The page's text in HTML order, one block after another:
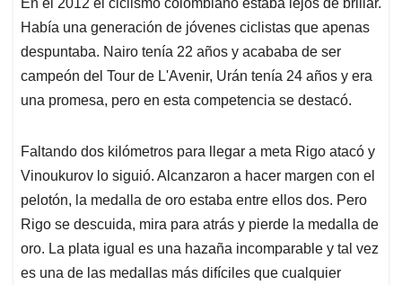
s
A
p
p
b
o
o
k
e
d
I
n
l
a
d
s
Había una generación de jóvenes ciclistas que apenas
despuntaba. Nairo tenía 22 años y acababa de ser
campeón del Tour de L'Avenir, Urán tenía 24 años y era
una promesa, pero en esta competencia se destacó.
Faltando dos kilómetros para llegar a meta Rigo atacó y
Vinoukurov lo siguió. Alcanzaron a hacer margen con el
pelotón, la medalla de oro estaba entre ellos dos. Pero
Rigo se descuida, mira para atrás y pierde la medalla de
oro. La plata igual es una hazaña incomparable y tal vez
es una de las medallas más difíciles que cualquier